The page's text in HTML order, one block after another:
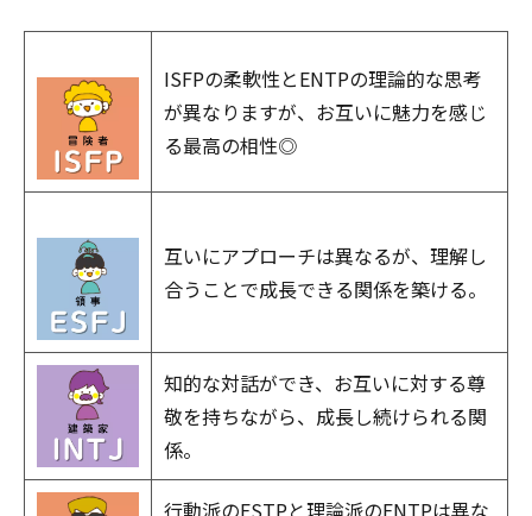
ISFPの柔軟性とENTPの理論的な思考
が異なりますが、お互いに魅力を感じ
る最高の相性◎
互いにアプローチは異なるが、理解し
合うことで成長できる関係を築ける。
知的な対話ができ、お互いに対する尊
敬を持ちながら、成長し続けられる関
係。